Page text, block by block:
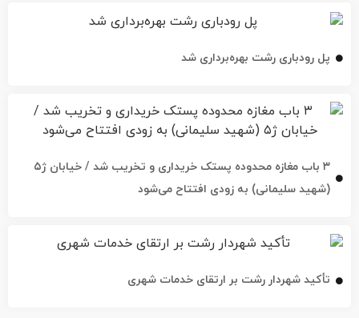
پل رودباری رشت بهره‌برداری شد
۳ باب مغازه محدوده پستک خریداری و تخریب شد / خیابان ژ۵
(شهید سلیمانی) به زودی افتتاح می‌شود
تأکید شهردار رشت بر ارتقای خدمات شهری